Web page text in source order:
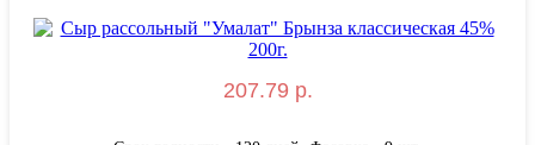
207.79 р.